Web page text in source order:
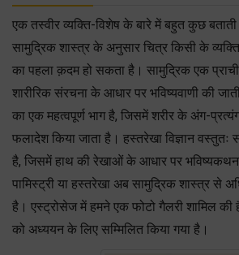
एक तस्वीर व्यक्ति-विशेष के बारे में बहुत कुछ बताती
सामुद्रिक शास्त्र के अनुसार चित्र किसी के
का पहला क़दम हो सकता है। सामुद्रिक एक
शारीरिक संरचना के आधार पर भविष्यवाणी की
का एक महत्वपूर्ण भाग है, जिसमें शरीर के अंग-
फलादेश किया जाता है। हस्तरेखा विज्ञान वस्तुतः
है, जिसमें हाथ की रेखाओं के आधार पर भविष्यकथन
पामिस्ट्री या हस्तरेखा अब सामुद्रिक शास्त्र से
है। एस्ट्रोसेज में हमने एक फोटो गैलरी शामिल की
को अध्ययन के लिए सम्मिलित किया गया है।